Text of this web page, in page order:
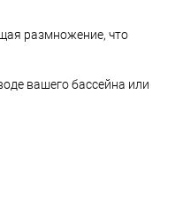
размножение, что
вашего бассейна или